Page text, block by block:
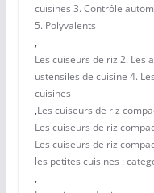
cuisines 3. Contrôle
5. Polyvalents
,
Les cuiseurs de riz 2. Les
ustensiles de cuisine 4.
cuisines
,Les cuiseurs de riz
Les cuiseurs de riz
Les cuiseurs de riz
les petites cuisines :
,